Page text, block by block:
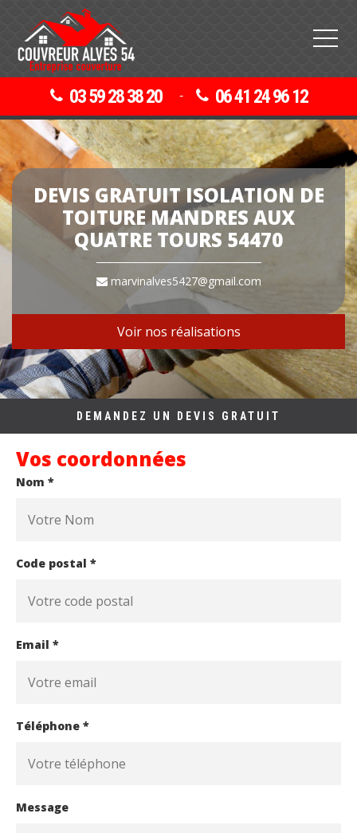
03 59 28 38 20 - 06 41 24 96 12
DEVIS GRATUIT ISOLATION DE
TOITURE MANDRES AUX
QUATRE TOURS 54470
marvinalves5427@gmail.com
Voir nos réalisations
DEMANDEZ UN DEVIS GRATUIT
Vos coordonnées
Nom *
Code postal *
Email *
Téléphone *
Message